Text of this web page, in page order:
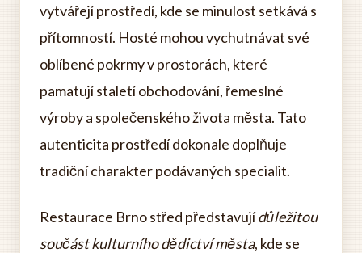
vytvářejí prostředí, kde se minulost setkává s
přítomností. Hosté mohou vychutnávat své
oblíbené pokrmy v prostorách, které
pamatují staletí obchodování, řemeslné
výroby a společenského života města. Tato
autenticita prostředí dokonale doplňuje
tradiční charakter podávaných specialit.
Restaurace Brno střed představujídůležitou
součást kulturního dědictví města, kde se